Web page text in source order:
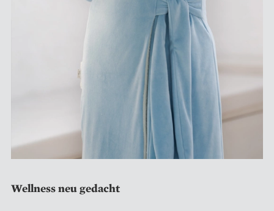
Wellness neu gedacht